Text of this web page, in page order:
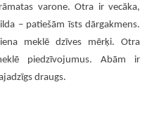
varone. Otra ir vecāka,
– patiešām īsts dārgakmens.
meklē dzīves mērķi. Otra
piedzīvojumus. Abām ir
draugs.